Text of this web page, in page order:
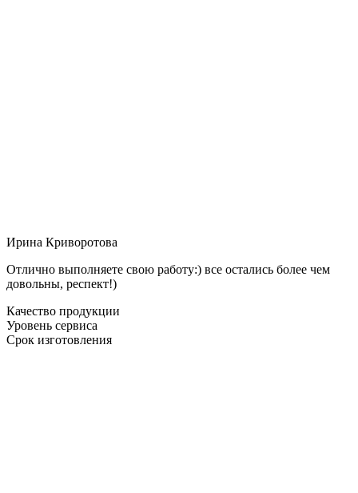
Ирина Криворотова
Отлично выполняете свою работу:) все остались более чем
довольны, респект!)
Качество продукции
Уровень сервиса
Срок изготовления